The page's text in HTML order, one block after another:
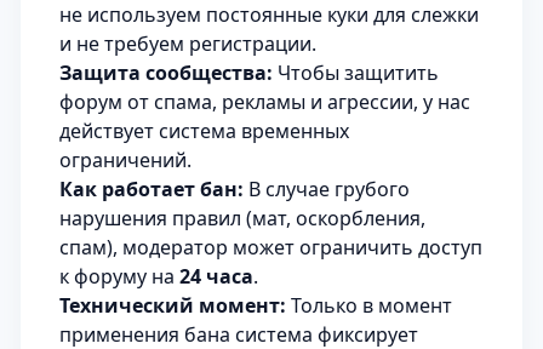
не используем постоянные куки для слежки
и не требуем регистрации.
Защита сообщества: Чтобы защитить
форум от спама, рекламы и агрессии, у нас
действует система временных
ограничений.
Как работает бан: В случае грубого
нарушения правил (мат, оскорбления,
спам), модератор может ограничить доступ
к форуму на 24 часа.
Технический момент: Только в момент
применения бана система фиксирует